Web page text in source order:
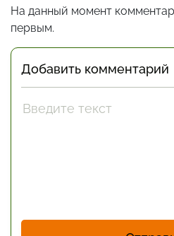
На данный момент
первым.
Добавить комментарий